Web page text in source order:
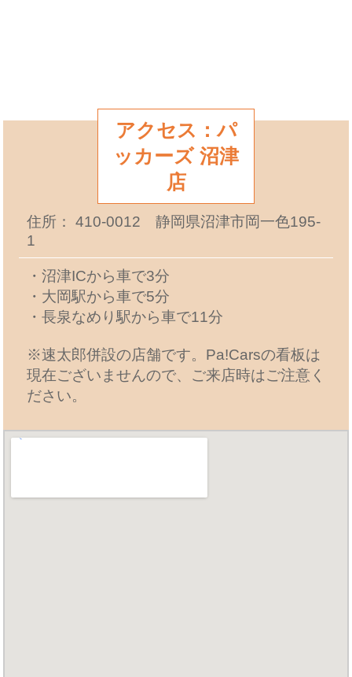
アクセス：パ
ッカーズ 沼津
店
住所： 410-0012 静岡県沼津市岡一色195-
1
・沼津ICから車で3分
・大岡駅から車で5分
・長泉なめり駅から車で11分
※速太郎併設の店舗です。Pa!Carsの看板は
現在ございませんので、ご来店時はご注意く
ださい。